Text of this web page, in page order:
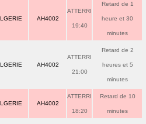
AH4002
ATTERRI
19:40
Retard de 1
heure et 30
minutes
AH4002
ATTERRI
21:00
Retard de 2
heures et 5
minutes
AH4002
ATTERRI
18:20
Retard de 10
minutes